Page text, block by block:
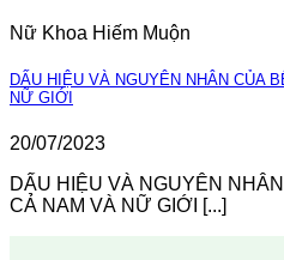
Nữ Khoa Hiếm Muộn
DẤU HIỆU VÀ NGUYÊN NHÂN CỦA
NỮ GIỚI
20/07/2023
DẤU HIỆU VÀ NGUYÊN
CẢ NAM VÀ NỮ GIỚI [...]